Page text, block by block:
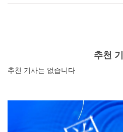
는 맛있는 이자카야를
추천
추천 기사는 없습니다